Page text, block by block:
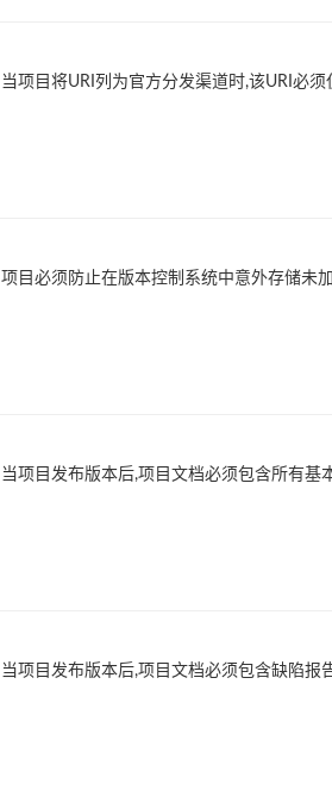
当项目将URI列为官方分发渠道时,该URI必须
项目必须防止在版本控制系统中意外存储未
当项目发布版本后,项目文档必须包含所有基
当项目发布版本后,项目文档必须包含缺陷报